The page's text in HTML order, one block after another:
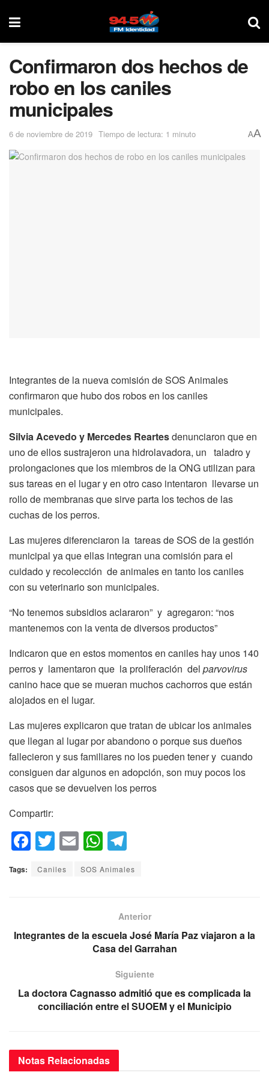
Confirmaron dos hechos de
robo en los caniles
municipales
6 de noviembre de 2019 Tiempo de lectura: 1 minuto AA
Integrantes de la nueva comisión de SOS Animales
confirmaron que hubo dos robos en los caniles
municipales.
Silvia Acevedo y Mercedes Reartesdenunciaron que en
uno de ellos sustrajeron una hidrolavadora, un taladro y
prolongaciones que los miembros de la ONG utilizan para
sus tareas en el lugar y en otro caso intentaron llevarse un
rollo de membranas que sirve parta los techos de las
cuchas de los perros.
Las mujeres diferenciaron la tareas de SOS de la gestión
municipal ya que ellas integran una comisión para el
cuidado y recolección de animales en tanto los caniles
con su veterinario son municipales.
“No tenemos subsidios aclararon” y agregaron: “nos
mantenemos con la venta de diversos productos”
Indicaron que en estos momentos en caniles hay unos 140
perros y lamentaron que la proliferación del parvovirus
canino hace que se mueran muchos cachorros que están
alojados en el lugar.
Las mujeres explicaron que tratan de ubicar los animales
que llegan al lugar por abandono o porque sus dueños
fallecieron y sus familiares no los pueden tener y cuando
consiguen dar algunos en adopción, son muy pocos los
casos que se devuelven los perros
Compartir:
F
a
c
o
T
wi
tt
E
m
ail
W
h
at
p
p
e
a
m
Tags: Caniles SOS Animales
Anterior
Integrantes de la escuela José María Paz viajaron a la
Casa del Garrahan
Siguiente
La doctora Cagnasso admitió que es complicada la
conciliación entre el SUOEM y el Municipio
Notas Relacionadas